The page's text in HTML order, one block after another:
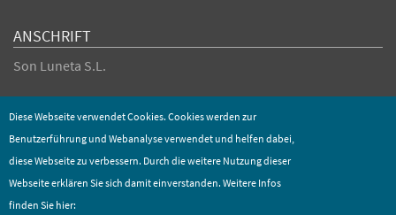
Diese Webseite verwendet Cookies. Cookies werden zur
Benutzerführung und Webanalyse verwendet und helfen dabei,
diese Webseite zu verbessern. Durch die weitere Nutzung dieser
Webseite erklären Sie sich damit einverstanden. Weitere Infos
finden Sie hier:
ANSCHRIFT
Son Luneta S.L.
Mobil
+34 619 69 25 06
E-Mail
info@sonluneta.com